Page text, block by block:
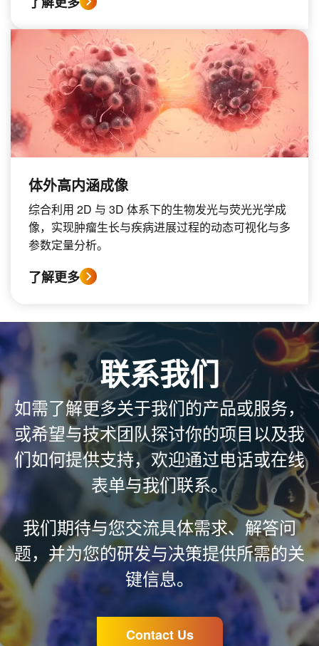
体外高内涵成像
综合利用 2D 与 3D 体系下的生物发光与荧光光学成
像，实现肿瘤生长与疾病进展过程的动态可视化与多
参数定量分析。
了解更多
联系我们
如需了解更多关于我们的产品或服务，
或希望与技术团队探讨你的项目以及我
们如何提供支持，欢迎通过电话或在线
表单与我们联系。
我们期待与您交流具体需求、解答问
题，并为您的研发与决策提供所需的关
键信息。
Contact Us